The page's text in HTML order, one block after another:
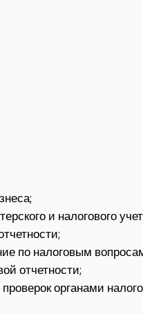
и налогового
по налоговым
отчетности;
органами